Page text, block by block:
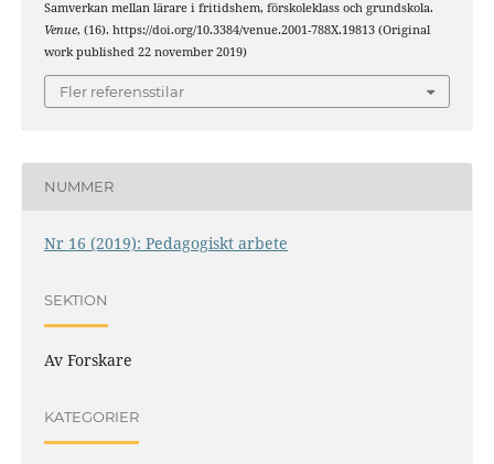
Samverkan mellan lärare i fritidshem, förskoleklass och grundskola.
Venue, (16). https://doi.org/10.3384/venue.2001-788X.19813 (Original
work published 22 november 2019)
Fler referensstilar
NUMMER
Nr 16 (2019): Pedagogiskt arbete
SEKTION
Av Forskare
KATEGORIER